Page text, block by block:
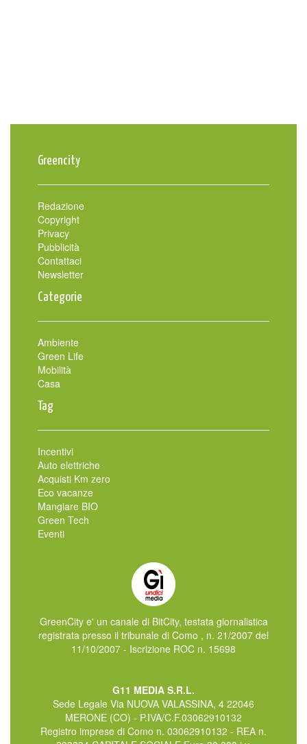
Greencity
Redazione
Copyright
Privacy
Pubblicità
Contattaci
Newsletter
Categorie
Ambiente
Green Life
Mobilità
Casa
Tag
Incentivi
Auto elettriche
Acquisti Km zero
Eco vacanze
Mangiare BIO
Green Tech
Eventi
GreenCity e' un canale di BitCity, testata giornalistica
registrata presso il tribunale di Como , n. 21/2007 del
11/10/2007 - Iscrizione ROC n. 15698
G11 MEDIA S.R.L.
Sede Legale Via NUOVA VALASSINA, 4 22046
MERONE (CO) - P.IVA/C.F.03062910132
Registro imprese di Como n. 03062910132 - REA n.